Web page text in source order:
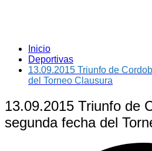
Inicio
Deportivas
13.09.2015 Triunfo de
del Torneo Clausura
13.09.2015 Triunfo de
segunda fecha del